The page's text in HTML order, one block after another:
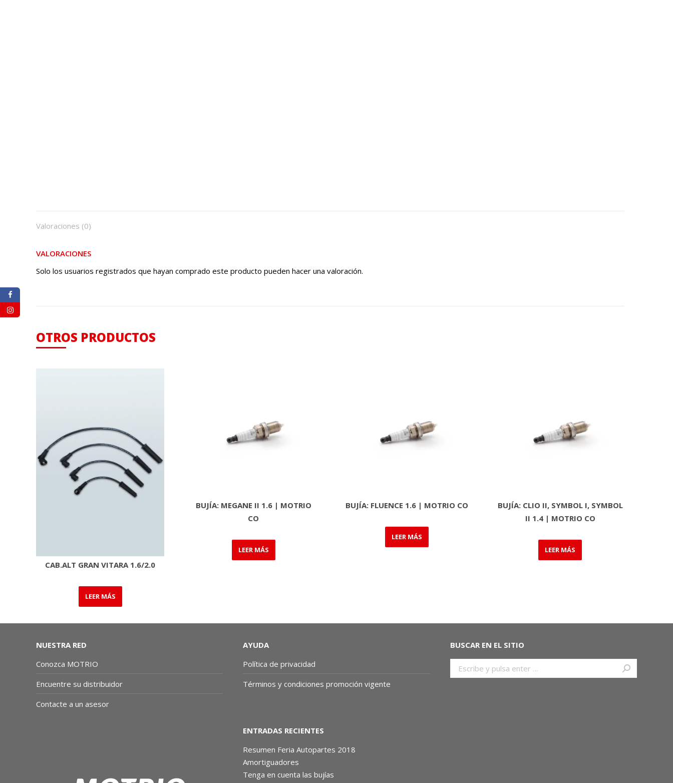
Valoraciones (0)
VALORACIONES
Solo los usuarios registrados que hayan comprado este producto pueden hacer una valoración.
OTROS PRODUCTOS
CAB.ALT GRAN VITARA 1.6/2.0
LEER MÁS
BUJÍA: MEGANE II 1.6 | MOTRIO
CO
LEER MÁS
BUJÍA: FLUENCE 1.6 | MOTRIO CO
LEER MÁS
BUJÍA: CLIO II, SYMBOL I, SYMBOL
II 1.4 | MOTRIO CO
LEER MÁS
NUESTRA RED
Conozca MOTRIO
Encuentre su distribuidor
Contacte a un asesor
AYUDA
Política de privacidad
Términos y condiciones promoción vigente
BUSCAR EN EL SITIO
ENTRADAS RECIENTES
Resumen Feria Autopartes 2018
Amortiguadores
Tenga en cuenta las bujías